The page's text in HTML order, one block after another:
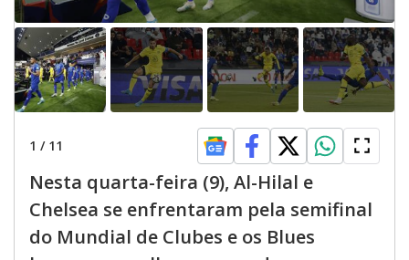
1 / 11
Nesta quarta-feira (9), Al-Hilal e
Chelsea se enfrentaram pela semifinal
do Mundial de Clubes e os Blues